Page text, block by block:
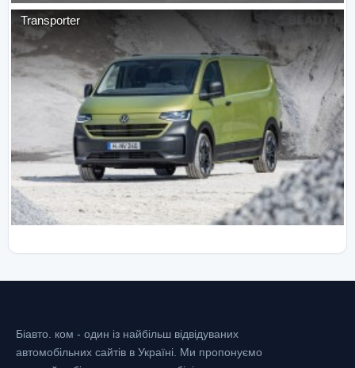
Transporter
Біавто. ком - один із найбільш відвідуваних
автомобільних сайтів в Україні. Ми пропонуємо